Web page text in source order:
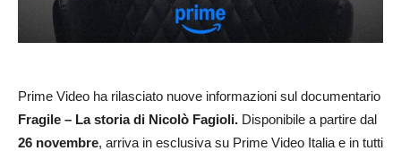
Prime Video ha rilasciato nuove informazioni sul documentario
Fragile – La storia di Nicolò Fagioli. Disponibile a partire dal
26 novembre, arriva in esclusiva su Prime Video Italia e in tutti